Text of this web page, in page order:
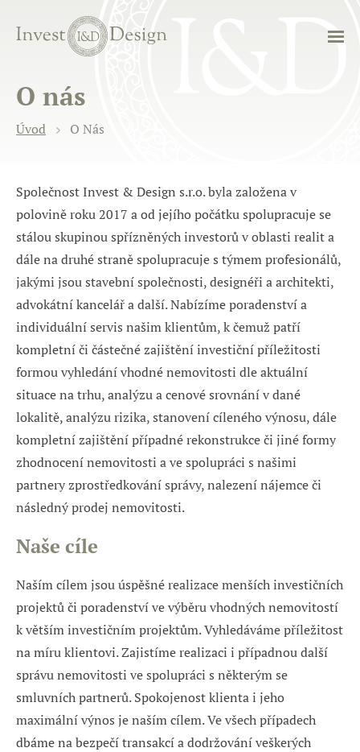
O nás
Úvod O Nás
Společnost Invest & Design s.r.o. byla založena v
polovině roku 2017 a od jejího počátku spolupracuje se
stálou skupinou spřízněných investorů v oblasti realit a
dále na druhé straně spolupracuje s týmem profesionálů,
jakými jsou stavební společnosti, designéři a architekti,
advokátní kancelář a další. Nabízíme poradenství a
individuální servis našim klientům, k čemuž patří
kompletní či částečné zajištění investiční příležitosti
formou vyhledání vhodné nemovitosti dle aktuální
situace na trhu, analýzu a cenové srovnání v dané
lokalitě, analýzu rizika, stanovení cíleného výnosu, dále
kompletní zajištění případné rekonstrukce či jiné formy
zhodnocení nemovitosti a ve spolupráci s našimi
partnery zprostředkování správy, nalezení nájemce či
následný prodej nemovitosti.
Naše cíle
Naším cílem jsou úspěšné realizace menších investičních
projektů či poradenství ve výběru vhodných nemovitostí
k větším investičním projektům. Vyhledáváme příležitost
na míru klientovi. Zajistíme realizaci i případnou další
správu nemovitosti ve spolupráci s některým se
smluvních partnerů. Spokojenost klienta i jeho
maximální výnos je naším cílem. Ve všech případech
dbáme na bezpečí transakcí a dodržování veškerých